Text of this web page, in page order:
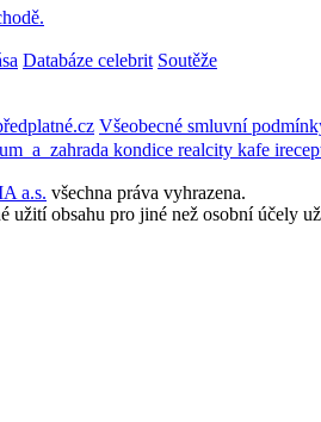
Databáze celebrit Soutěže
Všeobecné smluvní
kondice realcity kafe
a.s. všechna práva vyhrazena.
obsahu pro jiné než osobní účely